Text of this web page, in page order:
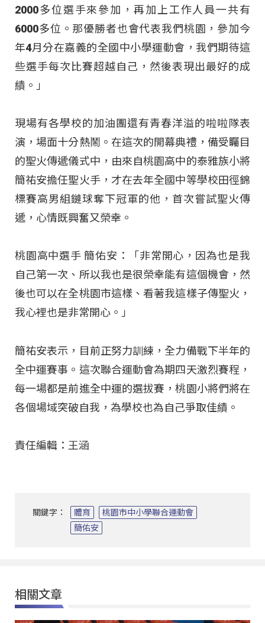
2000多位選手來參加，再加上工作人員一共有
6000多位。那優勝者也會代表我們桃園，參加今
年4月分在嘉義的全國中小學運動會，我們期待這
些選手每次比賽超越自己，然後表現出最好的成
績。」
現場有各學校的加油團還有青春洋溢的啦啦隊表
演，場面十分熱鬧。在這次的開幕典禮，備受矚目
的聖火傳遞儀式中，由來自桃園高中的泰雅族小將
簡祐安擔任聖火手，才在去年全國中等學校田徑錦
標賽高男組鏈球奪下冠軍的他，首次嘗試聖火傳
遞，心情既興奮又榮幸。
桃園高中選手 簡佑安：「非常開心，因為也是我
自己第一次、所以我也是很榮幸能有這個機會，然
後也可以在全桃園市這樣、看著我這樣子傳聖火，
我心裡也是非常開心。」
簡祐安表示，目前正努力訓練，全力備戰下半年的
全中運賽事。這次聯合運動會為期四天激烈賽程，
每一場都是前進全中運的選拔賽，桃園小將們將在
各個場域突破自我，為學校也為自己爭取佳績。
責任編輯：王涵
關鍵字： 體育
桃園市中小學聯合運動會
簡佑安
相關文章